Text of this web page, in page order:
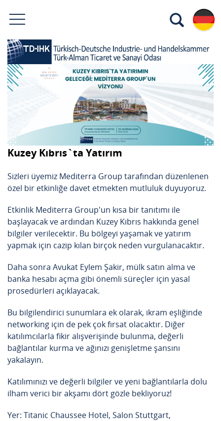
Kuzey Kıbrıs`ta Yatırım
Sizleri üyemiz Mediterra Group tarafından düzenlenen
özel bir etkinliğe davet etmekten mutluluk duyuyoruz.
Etkinlik Mediterra Group'un kısa bir tanıtımı ile
başlayacak ve ardından Kuzey Kıbrıs hakkında genel
bilgiler verilecektir. Bu bölgeyi yaşamak ve yatırım
yapmak için cazip kılan birçok neden vurgulanacaktır.
Daha sonra Avukat Eylem Şakir, mülk satın alma ve
banka hesabı açma gibi önemli süreçler için yasal
prosedürleri açıklayacak.
Bu bilgilendirici sunumlara ek olarak, ikram eşliğinde
networking için de pek çok fırsat olacaktır. Diğer
katılımcılarla fikir alışverişinde bulunma, değerli
bağlantılar kurma ve ağınızı genişletme şansını
yakalayın.
Katılımınızı ve değerli bilgiler ve yeni bağlantılarla dolu
ilham verici bir akşamı dört gözle bekliyoruz!
Yer: Titanic Chaussee Hotel, Salon Stuttgart,